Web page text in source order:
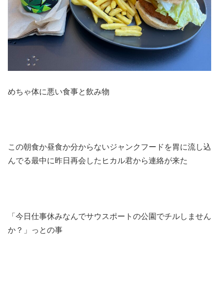
めちゃ体に悪い食事と飲み物
この朝食か昼食か分からないジャンクフードを胃に流し込
んでる最中に昨日再会したヒカル君から連絡が来た
「今日仕事休みなんでサウスポートの公園でチルしません
か？」っとの事